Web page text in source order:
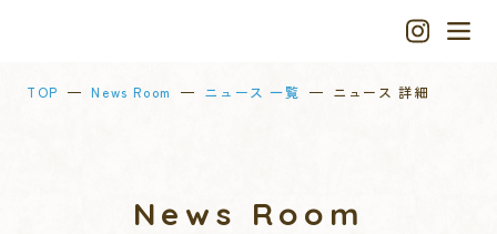
TOP News Room ニュース 一覧 ニュース 詳細
News Room